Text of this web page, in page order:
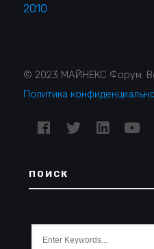
2010
© 2023 МАЙНЕКС Форум.
Политика
ПОИСК